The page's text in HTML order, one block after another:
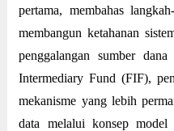
pertama, membahas
membangun ketahanan
penggalangan sumber
Intermediary Fund (FIF),
mekanisme yang lebih
data melalui konsep